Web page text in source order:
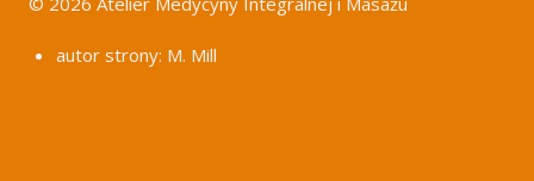
autor strony: M. Mill